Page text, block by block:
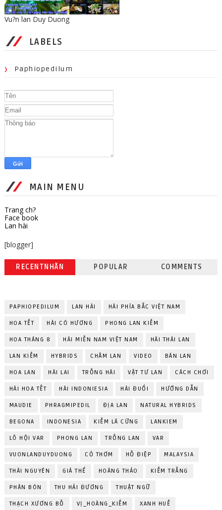
Vu?n lan Duy Duong
LABELS
Paphiopedilum
MAIN MENU
Trang ch?
Face book
Lan hài
[blogger]
RECENTNHÃN POPULAR COMMENTS
PAPHIOPEDILUM LAN HÀI HÀI PHÍA BẮC VIỆT NAM
HOA TẾT HÀI CÓ HƯƠNG PHONG LAN KIẾM
HOA THÁNG 8 HÀI MIỀN NAM VIỆT NAM HÀI THÁI LAN
LAN KIẾM HYBRIDS CHĂM LAN VIDEO BÁN LAN
HOA LAN HÀI LAI TRỒNG HÀI VẬT TƯ LAN CÁCH CHƠI
HÀI HOA TẾT HÀI INDONIESIA HÀI ĐUỔI HƯỚNG DẪN
MAUDIE PHRAGMIPEDIL ĐỊA LAN NATURAL HYBRIDS
BEGONA INDONESIA KIẾM LÁ CỨNG LANKIEM
LÔ HỘI VAR PHONG LAN TRỒNG LAN VAR
VUONLANDUYDUONG CỎ THƠM HỒ ĐIỆP MALAYSIA
THÁI NGUYÊN GIÁ THỂ HOÀNG THẢO KIẾM TRẮNG
PHÂN BÓN THU HẢI ĐƯƠNG THUẬT NGỮ
THẠCH XƯƠNG BỒ VỊ_HOÀNG_KIẾM XANH HUẾ